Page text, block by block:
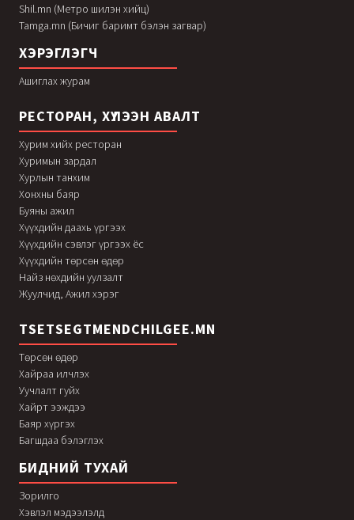
Shil.mn (Метро шилэн хийц)
Tamga.mn (Бичиг баримт бэлэн загвар)
ХЭРЭГЛЭГЧ
Ашиглах журам
РЕСТОРАН, ХҮЛЭЭН АВАЛТ
Хурим хийх ресторан
Хуримын зардал
Хурлын танхим
Хонхны баяр
Буяны ажил
Хүүхдийн даахь үргээх
Хүүхдийн сэвлэг үргээх ёс
Хүүхдийн төрсөн өдөр
Найз нөхдийн уулзалт
Жуулчид, Ажил хэрэг
TSETSEGTMENDCHILGEE.MN
Төрсөн өдөр
Хайраа илчлэх
Уучлалт гуйх
Хайрт ээждээ
Баяр хүргэх
Багшдаа бэлэглэх
БИДНИЙ ТУХАЙ
Зорилго
Хэвлэл мэдээлэлд